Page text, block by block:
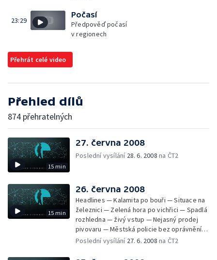
23:29
Počasí
Předpověď počasí
v regionech
Přehrát celé video
Přehled dílů
874 přehratelných
15 min
27. června 2008
Poslední vysílání 28. 6. 2008 na ČT2
15 min
26. června 2008
Headlines — Kalamita po bouři — Situace na
železnici — Zelená hora po vichřici — Spadlá
rozhledna — živý vstup — Nejasný prodej
pivovaru — Městská policie bez oprávnění
měřit rychlost — Zákon o odpadech —
Hodiny ze sbírek Pražského hradu
Poslední vysílání 27. 6. 2008 na ČT2